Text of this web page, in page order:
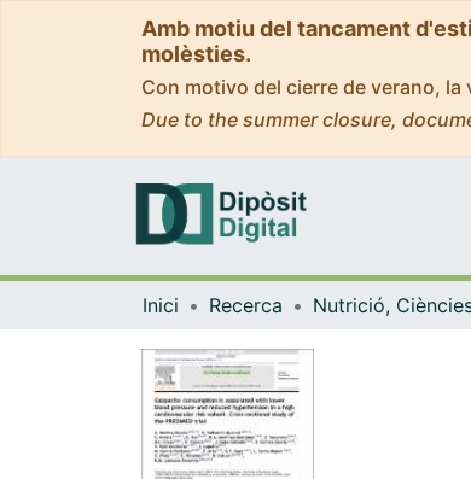
Amb motiu del tancament
molèsties.
Con motivo del cierre de verano,
Due to the summer closure,
Inici Recerca